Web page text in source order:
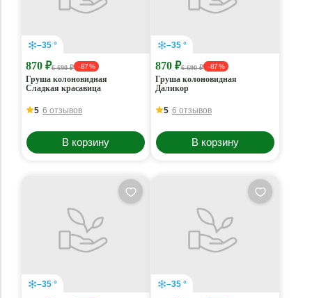
–35 °
870 ₽6 690 ₽ - 87 %
Груша колоновидная
Сладкая красавица
5 6 отзывов
В корзину
–35 °
870 ₽6 690 ₽ - 87 %
Груша колоновидная
Даликор
5 6 отзывов
В корзину
–35 ° –35 °